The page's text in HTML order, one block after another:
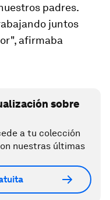
padres.
juntos
afirmaba
sobre
a tu colección
nuestras últimas